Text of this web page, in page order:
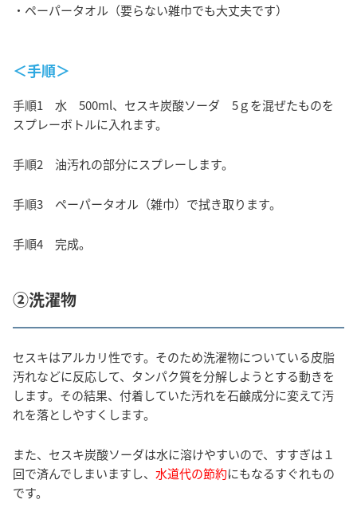
・ペーパータオル（要らない雑巾でも大丈夫です）
＜手順＞
手順1 水 500ml、セスキ炭酸ソーダ 5ｇを混ぜたものを
スプレーボトルに入れます。
手順2 油汚れの部分にスプレーします。
手順3 ペーパータオル（雑巾）で拭き取ります。
手順4 完成。
②洗濯物
セスキはアルカリ性です。そのため洗濯物についている皮脂
汚れなどに反応して、タンパク質を分解しようとする動きを
します。その結果、付着していた汚れを石鹸成分に変えて汚
れを落としやすくします。
また、セスキ炭酸ソーダは水に溶けやすいので、すすぎは１
回で済んでしまいますし、 水道代の節約にもなるすぐれもの
です。